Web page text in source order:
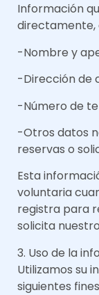
Información
directamente,
-Nombre y
-Dirección de
-Número de
-Otros datos
reservas o
Esta
voluntaria
registra para
solicita
3. Uso de la
Utilizamos su
siguientes